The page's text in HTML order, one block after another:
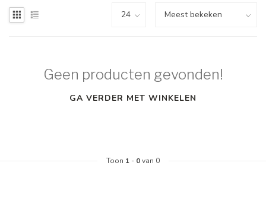
Geen producten gevonden!
GA VERDER MET WINKELEN
Toon 1 - 0van 0